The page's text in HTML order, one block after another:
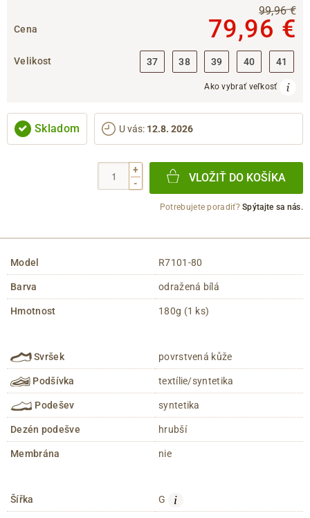
Cena
99,96 €
79,96 €
Velikost 37 38 39 40 41
Ako vybrať veľkosť
Skladom U vás: 12.8. 2026
+
-
VLOŽIŤ DO KOŠÍKA
Potrebujete poradiť?Spýtajte sa nás.
Model R7101-80
Barva odražená bílá
Hmotnost 180g (1 ks)
Svršek povrstvená kůže
Podšívka textílie/syntetika
Podešev syntetika
Dezén podešve hrubší
Membrána nie
Šířka G i